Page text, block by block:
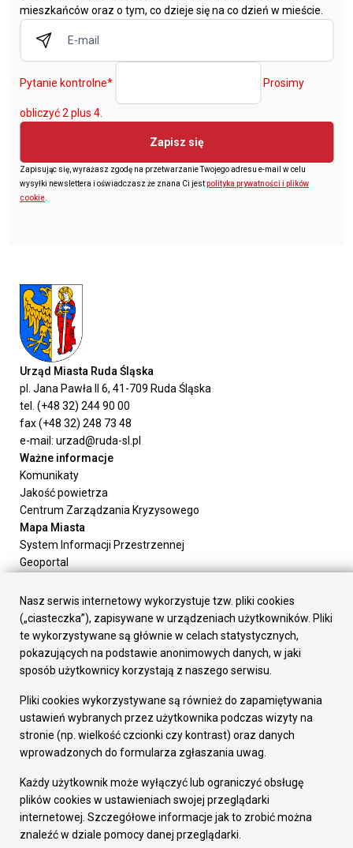
mieszkańców oraz o tym, co dzieje się na co dzień w mieście.
Pytanie kontrolne* Prosimy
obliczyć 2 plus 4.
Zapisz się
Zapisując się, wyrażasz zgodę na przetwarzanie Twojego adresu e-mail w celu
wysyłki newslettera i oświadczasz że znana Ci jestpolityka prywatności i plików
cookie
Urząd Miasta Ruda Śląska
pl. Jana Pawła II 6, 41-709 Ruda Śląska
tel. (+48 32) 244 90 00
fax (+48 32) 248 73 48
e-mail: urzad@ruda-sl.pl
Ważne informacje
Komunikaty
Jakość powietrza
Centrum Zarządzania Kryzysowego
Mapa Miasta
System Informacji Przestrzennej
Geoportal
Załatw sprawę
Prezydent Miasta
Rada Miasta
Wydziały
Elektroniczna Skrzynka Podawcza
Gospodarka
Fundusze europejskie
Środki krajowe
Oferty inwestycyjne
Pozostałe
Deklaracja dostępności
Dane osobowe
Dodaj opinię o witrynie
Nasz serwis internetowy wykorzystuje tzw. pliki cookies
(„ciasteczka”), zapisywane w urządzeniach użytkowników. Pliki
te wykorzystywane są głównie w celach statystycznych,
pokazujących na podstawie anonimowych danych, w jaki
sposób użytkownicy korzystają z naszego serwisu.
Pliki cookies wykorzystywane są również do zapamiętywania
ustawień wybranych przez użytkownika podczas wizyty na
stronie (np. wielkość czcionki czy kontrast) oraz danych
wprowadzonych do formularza zgłaszania uwag.
Każdy użytkownik może wyłączyć lub ograniczyć obsługę
plików cookies w ustawieniach swojej przeglądarki
internetowej. Szczegółowe informacje jak to zrobić można
znaleźć w dziale pomocy danej przeglądarki.